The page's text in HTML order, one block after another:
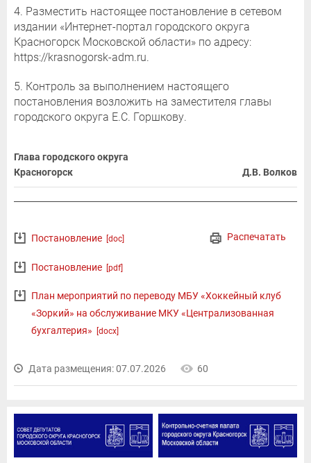
4. Разместить настоящее постановление в сетевом
издании «Интернет-портал городского округа
Красногорск Московской области» по адресу:
https://krasnogorsk-adm.ru.
5. Контроль за выполнением настоящего
постановления возложить на заместителя главы
городского округа Е.С. Горшкову.
Глава городского округа
Красногорск
Д.В. Волков
Распечатать
Постановление [doc]
Постановление [pdf]
План мероприятий по переводу МБУ «Хоккейный клуб
«Зоркий» на обслуживание МКУ «Централизованная
бухгалтерия»
[docx]
Дата размещения: 07.07.2026 60